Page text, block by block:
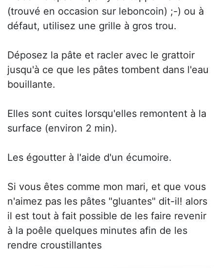
(trouvé en occasion sur leboncoin) ;-) ou à
défaut, utilisez une grille à gros trou.
Déposez la pâte et racler avec le grattoir
jusqu'à ce que les pâtes tombent dans l'eau
bouillante.
Elles sont cuites lorsqu'elles remontent à la
surface (environ 2 min).
Les égoutter à l'aide d'un écumoire.
Si vous êtes comme mon mari, et que vous
n'aimez pas les pâtes "gluantes" dit-il! alors
il est tout à fait possible de les faire revenir
à la poêle quelques minutes afin de les
rendre croustillantes